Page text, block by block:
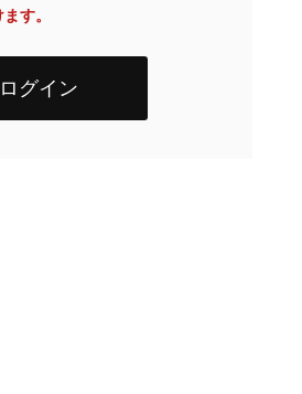
す。
グイン